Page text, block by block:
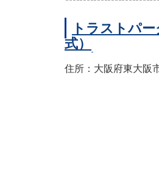
トラストパ
式）
住所：大阪府東大阪